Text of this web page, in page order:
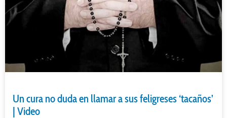
Un cura no duda en llamar a sus feligreses ‘tacaños’
| Video